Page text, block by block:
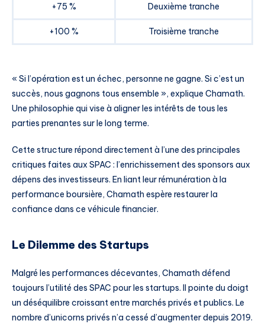
+75 % Deuxième tranche
+100 % Troisième tranche
« Si l’opération est un échec, personne ne gagne. Si c’est un
succès, nous gagnons tous ensemble », explique Chamath.
Une philosophie qui vise à aligner les intérêts de tous les
parties prenantes sur le long terme.
Cette structure répond directement à l’une des principales
critiques faites aux SPAC : l’enrichissement des sponsors aux
dépens des investisseurs. En liant leur rémunération à la
performance boursière, Chamath espère restaurer la
confiance dans ce véhicule financier.
Le Dilemme des Startups
Malgré les performances décevantes, Chamath défend
toujours l’utilité des SPAC pour les startups. Il pointe du doigt
un déséquilibre croissant entre marchés privés et publics. Le
nombre d’unicorns privés n’a cessé d’augmenter depuis 2019.